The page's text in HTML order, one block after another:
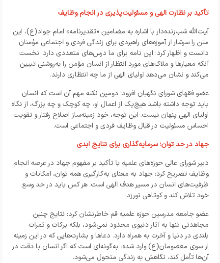
تأکید بر نظارت الهی و مسئولیت‌پذیری در انجام وظایف
آیت‌الله شب‌زنده‌دار با اشاره به مضامین «تقدیرنامه» امام جواد(ع)، این
متن را سرشار از آموزه‌های راهبردی برای زندگی فردی و اجتماعی مؤمنان
دانست و اظهار کرد: این نامه برای ما درس‌های متعددی دارد؛ نخست
آنکه معیارها و ملاک‌های مورد انتظار از انسان مؤمن را به‌روشنی تبیین
می‌کند و نشان می‌دهد اولیای الهی از ما چه انتظاری دارند.
عضو فقهای شورای نگهبان افزود: دومین نکته مهم آن است که انسان
باید توجه داشته باشد هیچ‌یک از اعمال او، چه کوچک و چه بزرگ، از نگاه
اولیای الهی پنهان نیست. این توجه، خود زمینه‌ساز اصلاح رفتار و تقویت
احساس مسئولیت در قبال وظایف فردی و اجتماعی است.
جهاد در حد توان؛ سرمایه‌گذاری برای نتایج ابدی
دبیر شورای عالی حوزه‌های علمیه با تأکید بر مفهوم جهاد در عرصه انجام
وظایف تصریح کرد: جهاد به معنای به‌کارگیری همه توان، امکانات و
ظرفیت‌های انسان در مسیر هدف الهی است. هر کس باید در حد وسع
خود تلاش کند و کوتاهی نورزد.
عضو جامعه مدرسین حوزه علمیه قم خاطرنشان کرد: نتایج چنین
مجاهدتی تنها به آثار دنیوی محدود نمی‌شود، بلکه برکات و ثمرات
بلندی در دنیا و آخرت به همراه دارد. دعاها و بشارت‌هایی که در این زمینه
از سوی معصومان(ع) وارد شده، به‌گونه‌ای است که اگر انسان با دقت در
آن‌ها تأمل کند، نگاهش به زندگی متحول می‌شود.